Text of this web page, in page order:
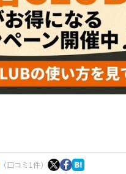
（口コミ1件）